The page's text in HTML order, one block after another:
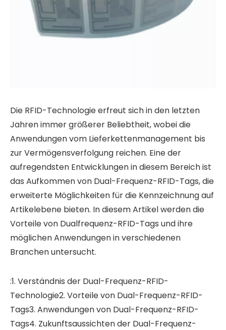
Die RFID-Technologie erfreut sich in den letzten
Jahren immer größerer Beliebtheit, wobei die
Anwendungen vom Lieferkettenmanagement bis
zur Vermögensverfolgung reichen. Eine der
aufregendsten Entwicklungen in diesem Bereich ist
das Aufkommen von Dual-Frequenz-RFID-Tags, die
erweiterte Möglichkeiten für die Kennzeichnung auf
Artikelebene bieten. In diesem Artikel werden die
Vorteile von Dualfrequenz-RFID-Tags und ihre
möglichen Anwendungen in verschiedenen
Branchen untersucht.
:1. Verständnis der Dual-Frequenz-RFID-
Technologie2. Vorteile von Dual-Frequenz-RFID-
Tags3. Anwendungen von Dual-Frequenz-RFID-
Tags4. Zukunftsaussichten der Dual-Frequenz-